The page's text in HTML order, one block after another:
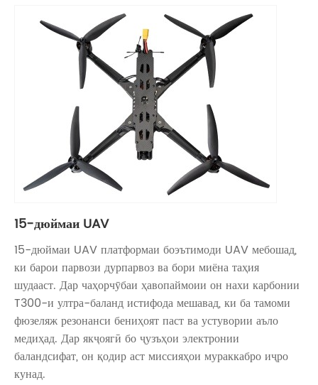
15-дюймаи UAV
15-дюймаи UAV платформаи боэътимоди UAV мебошад,
ки барои парвози дурпарвоз ва бори миёна таҳия
шудааст. Дар чаҳорчӯбаи ҳавопаймоии он нахи карбонии
T300-и ултра-баланд истифода мешавад, ки ба тамоми
фюзеляж резонанси бениҳоят паст ва устувории аъло
медиҳад. Дар якҷоягӣ бо ҷузъҳои электронии
баландсифат, он қодир аст миссияҳои мураккабро иҷро
кунад.